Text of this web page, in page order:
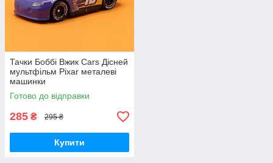
Тачки Боббі Вжик Cars Дісней
мультфільм Pixar металеві
машинки
Готово до відправки
285 ₴ 295 ₴
Купити